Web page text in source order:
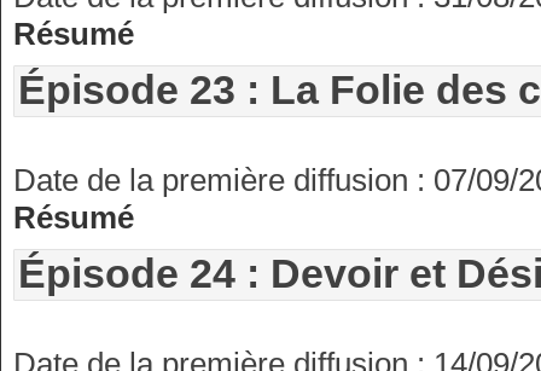
Résumé
Épisode 23 : La Folie des
Date de la première diffusion : 07/09/
Résumé
Épisode 24 : Devoir et
Date de la première diffusion : 14/09/